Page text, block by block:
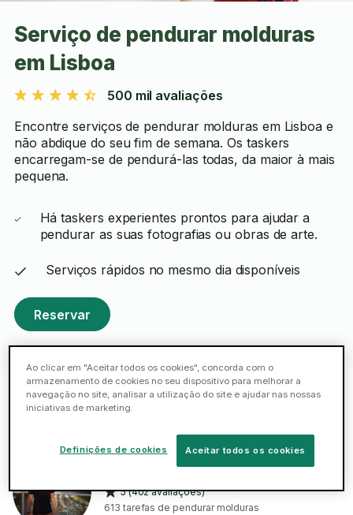
Serviço de pendurar molduras
em Lisboa
500 mil avaliações
Encontre serviços de pendurar molduras em Lisboa e
não abdique do seu fim de semana. Os taskers
encarregam-se de pendurá-las todas, da maior à mais
pequena.
Há taskers experientes prontos para ajudar a
pendurar as suas fotografias ou obras de arte.
Serviços rápidos no mesmo dia disponíveis
Reservar
Taskers em destaque: Lisboa
5 (402 avaliações)
613 tarefas de pendurar molduras
Ao clicar em "Aceitar todos os cookies", concorda com o
armazenamento de cookies no seu dispositivo para melhorar a
navegação no site, analisar a utilização do site e ajudar nas nossas
iniciativas de marketing.
Aceitar todos os cookies
Definições de cookies